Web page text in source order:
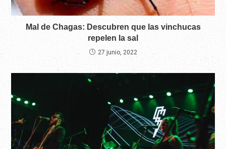
Mal de Chagas: Descubren que las vinchucas
repelen la sal
27 junio, 2022